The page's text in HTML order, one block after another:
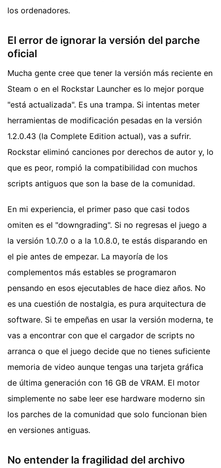
los ordenadores.
El error de ignorar la versión del parche
oficial
Mucha gente cree que tener la versión más reciente en
Steam o en el Rockstar Launcher es lo mejor porque
"está actualizada". Es una trampa. Si intentas meter
herramientas de modificación pesadas en la versión
1.2.0.43 (la Complete Edition actual), vas a sufrir.
Rockstar eliminó canciones por derechos de autor y, lo
que es peor, rompió la compatibilidad con muchos
scripts antiguos que son la base de la comunidad.
En mi experiencia, el primer paso que casi todos
omiten es el "downgrading". Si no regresas el juego a
la versión 1.0.7.0 o a la 1.0.8.0, te estás disparando en
el pie antes de empezar. La mayoría de los
complementos más estables se programaron
pensando en esos ejecutables de hace diez años. No
es una cuestión de nostalgia, es pura arquitectura de
software. Si te empeñas en usar la versión moderna, te
vas a encontrar con que el cargador de scripts no
arranca o que el juego decide que no tienes suficiente
memoria de video aunque tengas una tarjeta gráfica
de última generación con 16 GB de VRAM. El motor
simplemente no sabe leer ese hardware moderno sin
los parches de la comunidad que solo funcionan bien
en versiones antiguas.
No entender la fragilidad del archivo